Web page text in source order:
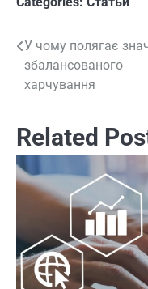
Навигация
по
У чому полягає
збалансованого
харчування
Related